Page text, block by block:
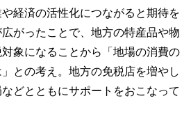
経済の活性化につながると期待を
がったことで、地方の特産品や物
象になることから「地場の消費の
との考え。地方の免税店を増やし
どとともにサポートをおこなって